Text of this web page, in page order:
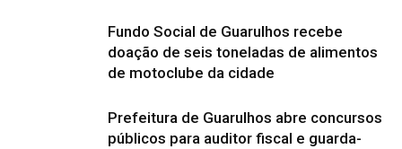
Fundo Social de Guarulhos recebe
doação de seis toneladas de alimentos
de motoclube da cidade
Prefeitura de Guarulhos abre concursos
públicos para auditor fiscal e guarda-